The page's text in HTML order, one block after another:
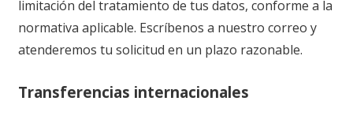
limitación del tratamiento de tus datos, conforme a la
normativa aplicable. Escríbenos a nuestro correo y
atenderemos tu solicitud en un plazo razonable.
Transferencias internacionales